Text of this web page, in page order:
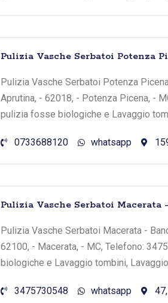
Pulizia Vasche Serbatoi Potenza
Pulizia Vasche Serbatoi Potenza
Aprutina, - 62018, - Potenza Picena, -
pulizia fosse biologiche e Lavaggio
0733688120 whatsapp
Pulizia Vasche Serbatoi Macerata
Pulizia Vasche Serbatoi Macerata -
62100, - Macerata, - MC, Telefono:
biologiche e Lavaggio tombini,
3475730548 whatsapp